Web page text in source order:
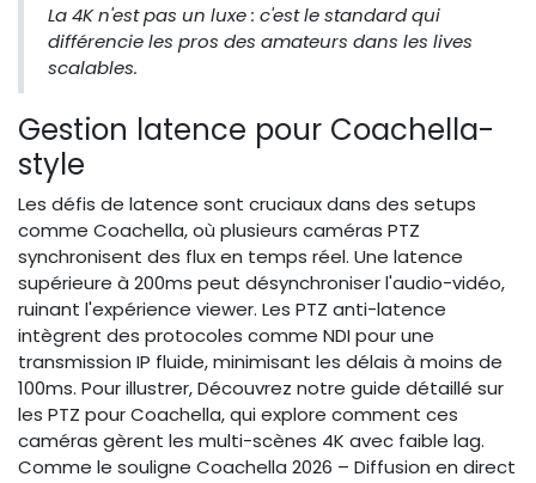
La 4K n'est pas un luxe : c'est le standard qui
différencie les pros des amateurs dans les lives
scalables.
Gestion latence pour Coachella-
style
Les défis de latence sont cruciaux dans des setups
comme Coachella, où plusieurs caméras PTZ
synchronisent des flux en temps réel. Une latence
supérieure à 200ms peut désynchroniser l'audio-vidéo,
ruinant l'expérience viewer. Les PTZ anti-latence
intègrent des protocoles comme NDI pour une
transmission IP fluide, minimisant les délais à moins de
100ms. Pour illustrer, Découvrez notre guide détaillé sur
les PTZ pour Coachella, qui explore comment ces
caméras gèrent les multi-scènes 4K avec faible lag.
Comme le souligne Coachella 2026 – Diffusion en direct